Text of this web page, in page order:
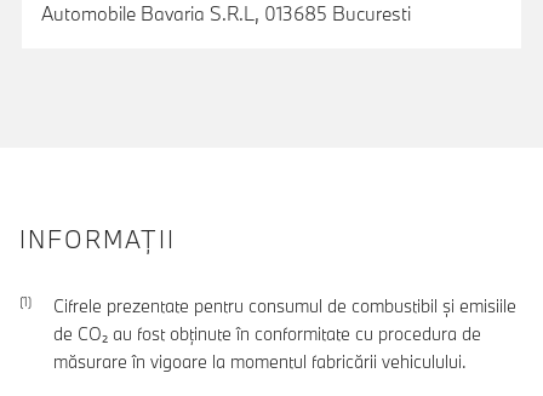
Automobile Bavaria S.R.L, 013685 Bucuresti
INFORMAŢII
Cifrele prezentate pentru consumul de combustibil şi emisiile
de CO₂ au fost obţinute în conformitate cu procedura de
măsurare în vigoare la momentul fabricării vehiculului.